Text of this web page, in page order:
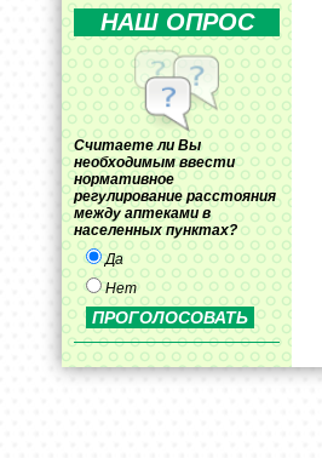
НАШ ОПРОС
Считаете ли Вы
необходимым ввести
нормативное
регулирование расстояния
между аптеками в
населенных пунктах?
Да
Нет